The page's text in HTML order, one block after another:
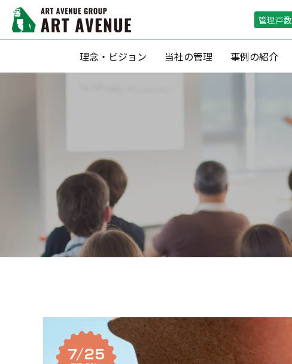
管理戸数
理念・ビジョン 当社の管理
定期借家契約 による運用
収益最大化のための 賃料査定
リーシング戦略
事例の紹介